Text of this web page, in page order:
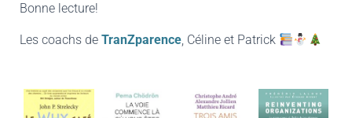
Bonne lecture!
Les coachs de TranZparence, Céline et Patrick